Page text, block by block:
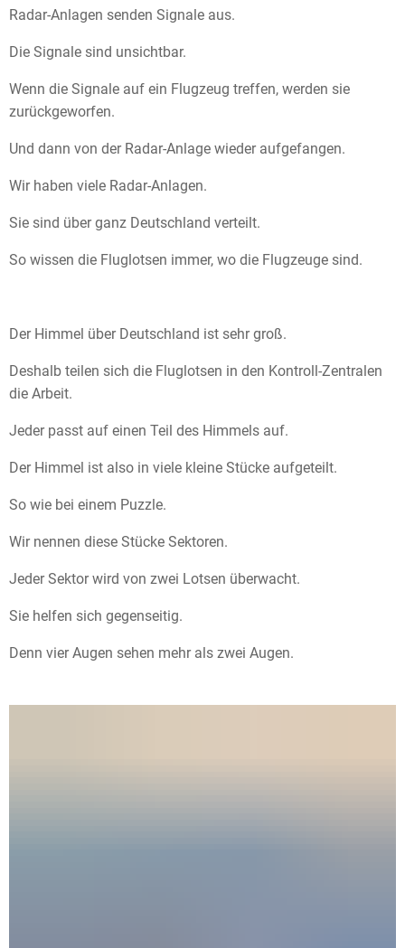
Radar-Anlagen senden Signale aus.
Die Signale sind unsichtbar.
Wenn die Signale auf ein Flugzeug treffen, werden sie
zurückgeworfen.
Und dann von der Radar-Anlage wieder aufgefangen.
Wir haben viele Radar-Anlagen.
Sie sind über ganz Deutschland verteilt.
So wissen die Fluglotsen immer, wo die Flugzeuge sind.
Der Himmel über Deutschland ist sehr groß.
Deshalb teilen sich die Fluglotsen in den Kontroll-Zentralen
die Arbeit.
Jeder passt auf einen Teil des Himmels auf.
Der Himmel ist also in viele kleine Stücke aufgeteilt.
So wie bei einem Puzzle.
Wir nennen diese Stücke Sektoren.
Jeder Sektor wird von zwei Lotsen überwacht.
Sie helfen sich gegenseitig.
Denn vier Augen sehen mehr als zwei Augen.